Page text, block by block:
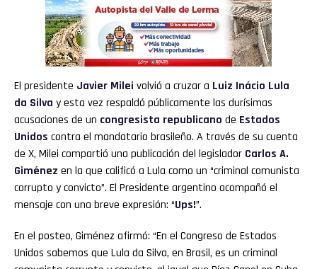
El presidente Javier Milei volvió a cruzar a Luiz Inácio Lula
da Silva y esta vez respaldó públicamente las durísimas
acusaciones de un congresista republicano de Estados
Unidos contra el mandatario brasileño. A través de su cuenta
de X, Milei compartió una publicación del legislador Carlos A.
Giménez en la que calificó a Lula como un “criminal comunista
corrupto y convicto”. El Presidente argentino acompañó el
mensaje con una breve expresión: “Ups!”.
En el posteo, Giménez afirmó: “En el Congreso de Estados
Unidos sabemos que Lula da Silva, en Brasil, es un criminal